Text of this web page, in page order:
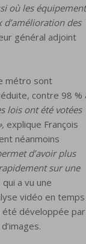
où les
des
général adjoint
métro sont
contre 98 %
lois ont été votées
explique François
néanmoins
d’avoir plus
sur une
a vu une
vidéo en temps
été développée par